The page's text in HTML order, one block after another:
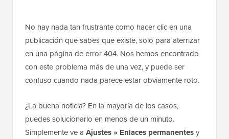
No hay nada tan frustrante como hacer clic en una
publicación que sabes que existe, solo para aterrizar
en una página de error 404. Nos hemos encontrado
con este problema más de una vez, y puede ser
confuso cuando nada parece estar obviamente roto.
¿La buena noticia? En la mayoría de los casos,
puedes solucionarlo en menos de un minuto.
Simplemente ve a Ajustes » Enlaces permanentesy